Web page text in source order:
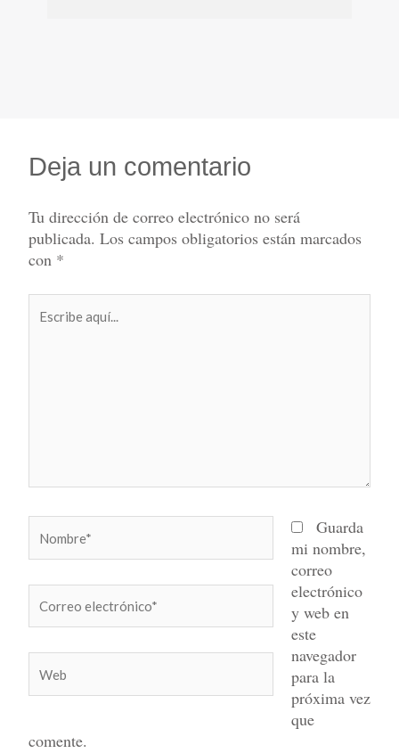
Deja un comentario
Tu dirección de correo electrónico no será
publicada. Los campos obligatorios están marcados
con *
aquí...
electrónico*
Guarda
mi nombre,
correo
electrónico
y web en
este
navegador
para la
próxima vez
que
comente.